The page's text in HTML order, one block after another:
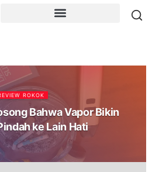
ROKOK
Bahwa Vapor Bikin
ke Lain Hati